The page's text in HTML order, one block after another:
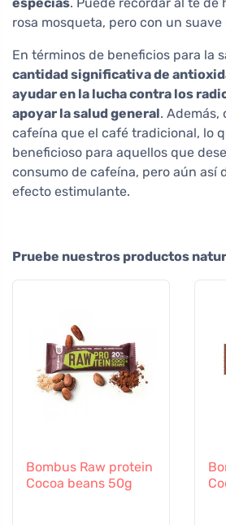
especias. Puede recordar al té de
rosa mosqueta, pero con un
En términos de beneficios para la
cantidad significativa de
ayudar en la lucha contra los
apoyar la salud general. Además,
cafeína que el café tradicional, lo
beneficioso para aquellos que
consumo de cafeína, pero aún así
efecto estimulante.
Pruebe nuestros productos
Bombus Raw protein
Cocoa beans 50g